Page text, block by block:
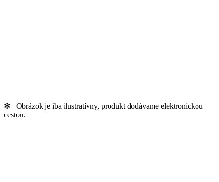
✻ Obrázok je iba ilustratívny, produkt dodávame elektronickou
cestou.